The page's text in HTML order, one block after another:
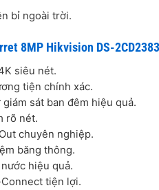
bỉ ngoài trời.
8MP Hikvision DS-
siêu nét.
tiện chính xác.
sát ban đêm hiệu quả.
rõ nét.
chuyên nghiệp.
băng thông.
hiệu quả.
tiện lợi.